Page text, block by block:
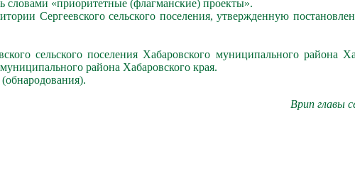
словами «приоритетные (флагманские) проекты».
Сергеевского сельского поселения, утвержденную
сельского поселения Хабаровского муниципального района
района Хабаровского края.
Врип главы